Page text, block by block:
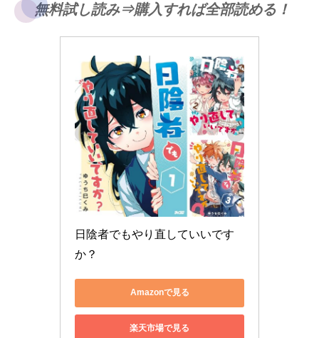
無料試し読み⇒購入すれば全部読める！
日陰者でもやり直していいです
か？
Amazonで見る
楽天市場で見る